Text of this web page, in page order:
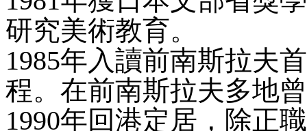
研究美術教育。
1985年入讀前南斯拉夫
程。在前南斯拉夫多地
1990年回港定居，除正